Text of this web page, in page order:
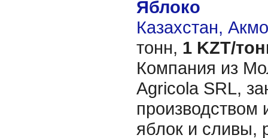
Яблоко
Казахстан,
тонн, 1 KZT/
Компания из
Agricola SRL,
производством
яблок и сливы,